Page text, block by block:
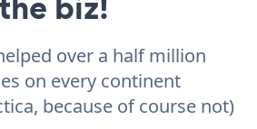
over a half million
on every continent
because of course not)